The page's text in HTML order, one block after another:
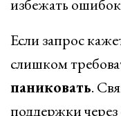
избежать
Если запрос
слишком
паниковать.
поддержки